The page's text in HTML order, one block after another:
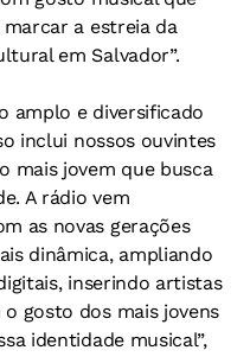
a estreia da
em Salvador”.
amplo e diversificado
inclui nossos ouvintes
mais jovem que busca
A rádio vem
as novas gerações
dinâmica, ampliando
inserindo artistas
gosto dos mais jovens
identidade musical”,